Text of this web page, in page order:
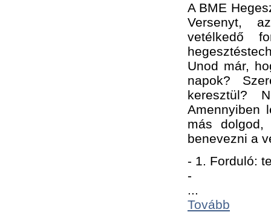
A BME
Versenyt,
vetélkedő
Unod már,
napok?
keresztül?
Amennyiben
más
benevezni a
- 1. Forduló:
-
...
Tovább